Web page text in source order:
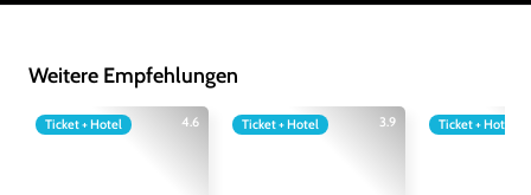
Weitere Empfehlungen
4.6
Ticket + Hotel 3.9
Ticket + Hotel Ticket + Hotel